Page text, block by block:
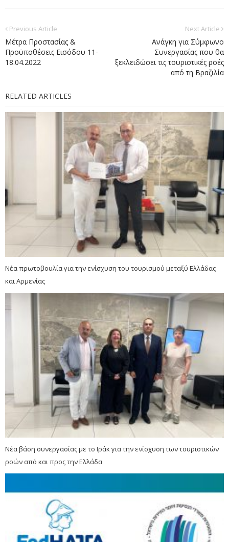
Previous Article
Μέτρα Προστασίας &
Προϋποθέσεις Εισόδου 11-
18.04.2022
Next Article
Ανάγκη για Σύμφωνο
Συνεργασίας που θα
ξεκλειδώσει τις τουριστικές ροές
από τη Βραζιλία
RELATED ARTICLES
Νέα πρωτοβουλία για την ενίσχυση του τουρισμού μεταξύ Ελλάδας
και Αρμενίας
Νέα βάση συνεργασίας με το Ιράκ για την ενίσχυση των τουριστικών
ροών από και προς την Ελλάδα